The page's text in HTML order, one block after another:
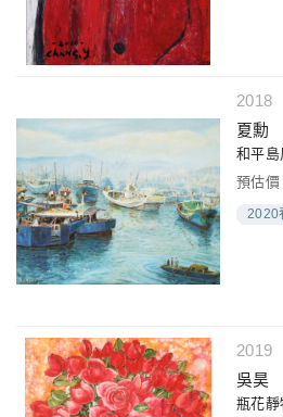
2018
夏勳
和平島
預估
2020
2019
吳昊
瓶花靜